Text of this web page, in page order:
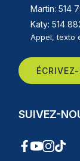
Martin: 514
Katy: 514
Appel, texto
SUIVEZ-